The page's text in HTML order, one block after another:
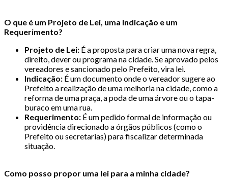
O que é um Projeto de Lei, uma Indicação e um
Requerimento?
Projeto de Lei: É a proposta para criar uma nova regra,
direito, dever ou programa na cidade. Se aprovado pelos
vereadores e sancionado pelo Prefeito, vira lei.
Indicação: É um documento onde o vereador sugere ao
Prefeito a realização de uma melhoria na cidade, como a
reforma de uma praça, a poda de uma árvore ou o tapa-
buraco em uma rua.
Requerimento: É um pedido formal de informação ou
providência direcionado a órgãos públicos (como o
Prefeito ou secretarias) para fiscalizar determinada
situação.
Como posso propor uma lei para a minha cidade?